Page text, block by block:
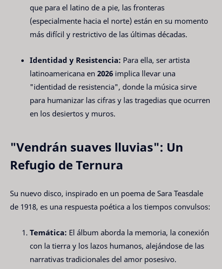
que para el latino de a pie, las fronteras
(especialmente hacia el norte) están en su momento
más difícil y restrictivo de las últimas décadas.
Identidad y Resistencia: Para ella, ser artista
latinoamericana en 2026 implica llevar una
"identidad de resistencia", donde la música sirve
para humanizar las cifras y las tragedias que ocurren
en los desiertos y muros.
"Vendrán suaves lluvias": Un
Refugio de Ternura
Su nuevo disco, inspirado en un poema de Sara Teasdale
de 1918, es una respuesta poética a los tiempos convulsos:
Temática: El álbum aborda la memoria, la conexión
con la tierra y los lazos humanos, alejándose de las
narrativas tradicionales del amor posesivo.